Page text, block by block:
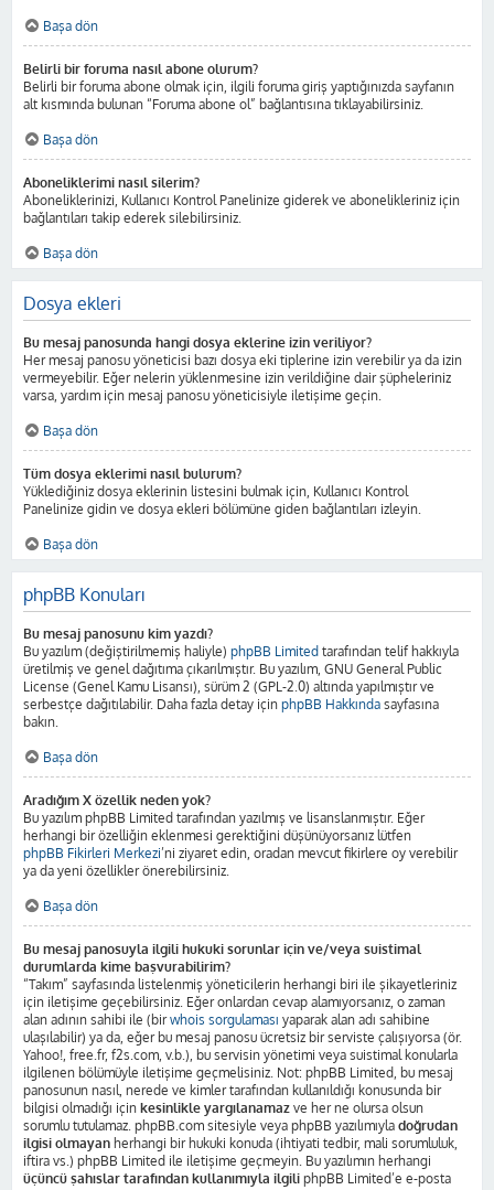
Başa dön
Belirli bir foruma nasıl abone olurum?
Belirli bir foruma abone olmak için, ilgili foruma giriş yaptığınızda sayfanın
alt kısmında bulunan “Foruma abone ol” bağlantısına tıklayabilirsiniz.
Başa dön
Aboneliklerimi nasıl silerim?
Aboneliklerinizi, Kullanıcı Kontrol Panelinize giderek ve abonelikleriniz için
bağlantıları takip ederek silebilirsiniz.
Başa dön
Dosya ekleri
Bu mesaj panosunda hangi dosya eklerine izin veriliyor?
Her mesaj panosu yöneticisi bazı dosya eki tiplerine izin verebilir ya da izin
vermeyebilir. Eğer nelerin yüklenmesine izin verildiğine dair şüpheleriniz
varsa, yardım için mesaj panosu yöneticisiyle iletişime geçin.
Başa dön
Tüm dosya eklerimi nasıl bulurum?
Yüklediğiniz dosya eklerinin listesini bulmak için, Kullanıcı Kontrol
Panelinize gidin ve dosya ekleri bölümüne giden bağlantıları izleyin.
Başa dön
phpBB Konuları
Bu mesaj panosunu kim yazdı?
Bu yazılım (değiştirilmemiş haliyle) phpBB Limited tarafından telif hakkıyla
üretilmiş ve genel dağıtıma çıkarılmıştır. Bu yazılım, GNU General Public
License (Genel Kamu Lisansı), sürüm 2 (GPL-2.0) altında yapılmıştır ve
serbestçe dağıtılabilir. Daha fazla detay için phpBB Hakkında sayfasına
bakın.
Başa dön
Aradığım X özellik neden yok?
Bu yazılım phpBB Limited tarafından yazılmış ve lisanslanmıştır. Eğer
herhangi bir özelliğin eklenmesi gerektiğini düşünüyorsanız lütfen
phpBB Fikirleri Merkezi’ni ziyaret edin, oradan mevcut fikirlere oy verebilir
ya da yeni özellikler önerebilirsiniz.
Başa dön
Bu mesaj panosuyla ilgili hukuki sorunlar için ve/veya suistimal
durumlarda kime başvurabilirim?
“Takım” sayfasında listelenmiş yöneticilerin herhangi biri ile şikayetleriniz
için iletişime geçebilirsiniz. Eğer onlardan cevap alamıyorsanız, o zaman
alan adının sahibi ile (birwhois sorgulaması yaparak alan adı sahibine
ulaşılabilir) ya da, eğer bu mesaj panosu ücretsiz bir serviste çalışıyorsa (ör.
Yahoo!, free.fr, f2s.com, v.b.), bu servisin yönetimi veya suistimal konularla
ilgilenen bölümüyle iletişime geçmelisiniz. Not: phpBB Limited, bu mesaj
panosunun nasıl, nerede ve kimler tarafından kullanıldığı konusunda bir
bilgisi olmadığı için kesinlikle yargılanamaz ve her ne olursa olsun
sorumlu tutulamaz. phpBB.com sitesiyle veya phpBB yazılımıyla doğrudan
ilgisi olmayan herhangi bir hukuki konuda (ihtiyati tedbir, mali sorumluluk,
iftira vs.) phpBB Limited ile iletişime geçmeyin. Bu yazılımın herhangi
üçüncü şahıslar tarafından kullanımıyla ilgili phpBB Limited’e e-posta